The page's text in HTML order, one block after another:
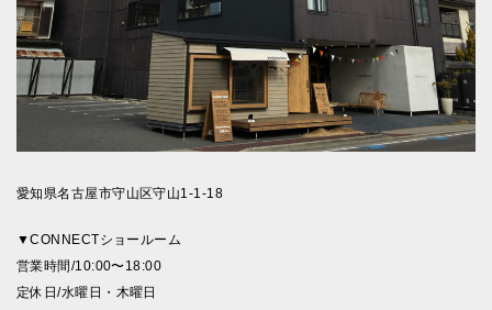
愛知県名古屋市守山区守山1-1-18
▼CONNECTショールーム
営業時間/10:00〜18:00
定休日/水曜日・木曜日